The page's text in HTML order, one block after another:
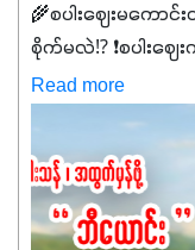
🌾စပါးဈေးမကေ
စိုက်မလဲ⁉️ ❗စပါးဈ
ကလည်း တက်နေတဲ့ဒီလိုအ
အထွက်နှုန်းကို ထိန်းထ
ကြောင့် ကိုယ်သုံးသ
အရည်အသွေးစိတ်ချရ
သုံးသင့်ပါတယ်။
Read more